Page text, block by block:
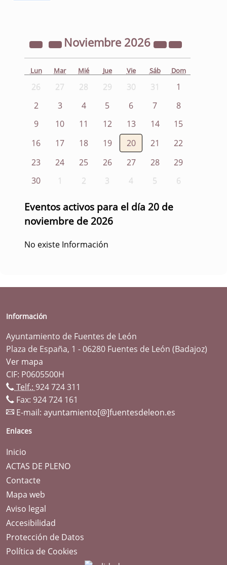
Noviembre 2026
Lun Mar Mié Jue Vie Sáb Dom
26 27 28 29 30 31
1
2
3 4 5 6 7
8
9
10 11 12 13 14
15
16
17 18 19 20 21
22
23
24 25 26 27 28
29
30
1 2 3 4 5 6
Eventos activos para el día 20 de
noviembre de 2026
No existe Información
Información
Ayuntamiento de Fuentes de León
Plaza de España, 1 - 06280 Fuentes de León (Badajoz)
Ver mapa
CIF: P0605500H
Telf.: 924 724 311
Fax: 924 724 161
E-mail: ayuntamiento[@]fuentesdeleon.es
Enlaces
Inicio
ACTAS DE PLENO
Contacte
Mapa web
Aviso legal
Accesibilidad
Protección de Datos
Política de Cookies